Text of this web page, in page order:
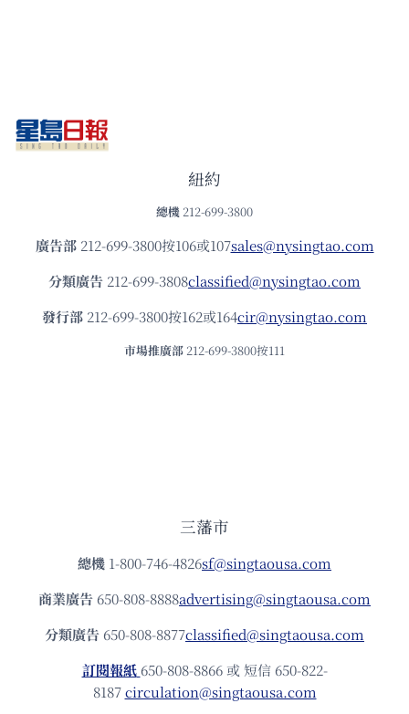
紐約
總機 212-699-3800
廣告部212-699-3800按106或107sales@nysingtao.com
分類廣告 212-699-3808classified@nysingtao.com
發⾏部 212-699-3800按162或164cir@nysingtao.com
市場推廣部 212-699-3800按111
三藩市
總機 1-800-746-4826sf@singtaousa.com
商業廣告 650-808-8888advertising@singtaousa.com
分類廣告 650-808-8877classified@singtaousa.com
訂閱報紙 650-808-8866 或 短信 650-822-
8187circulation@singtaousa.com